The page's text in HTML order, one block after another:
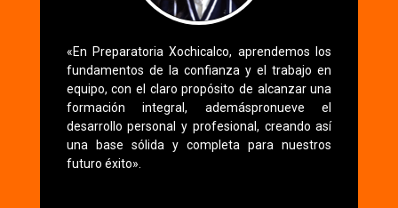
«En Preparatoria Xochicalco, aprendemos los
fundamentos de la confianza y el trabajo en
equipo, con el claro propósito de alcanzar una
formación integral, ademáspronueve el
desarrollo personal y profesional, creando así
una base sólida y completa para nuestros
futuro éxito».